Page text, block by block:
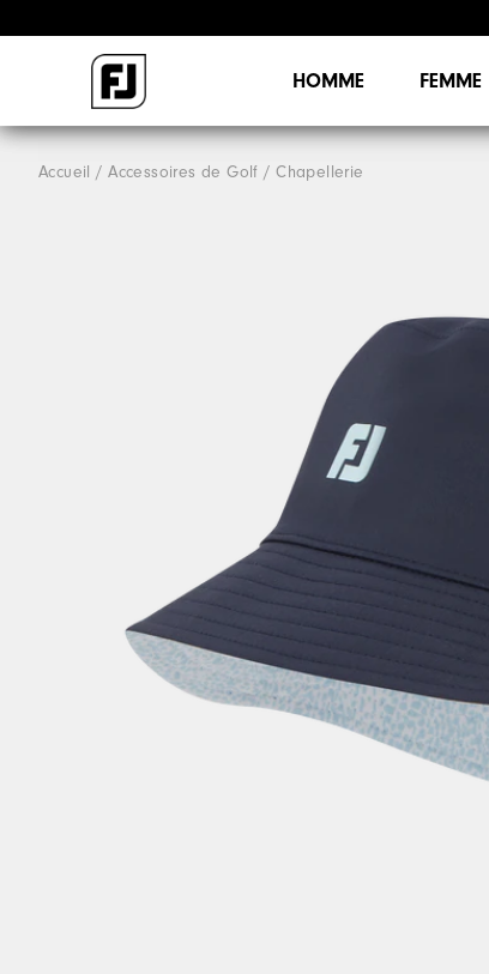
HOMME FEMME
Accueil Accessoires de Golf Chapellerie